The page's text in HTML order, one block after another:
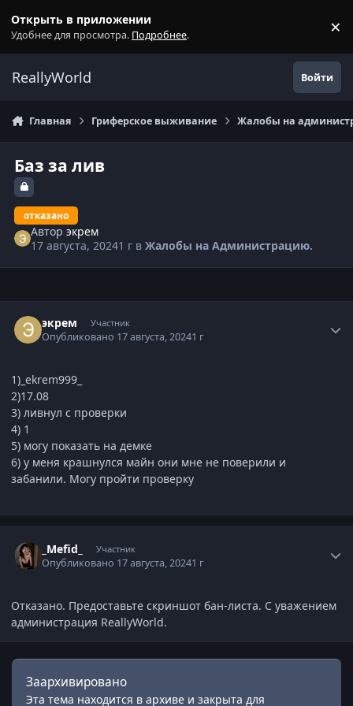
Открыть в приложении
Удобнее для просмотра. Подробнее. ×
ReallyWorld Войти
Главная Гриферское выживание Жалобы на
Баз за лив
отказано
Авторэкрем
17 августа, 20241 г вЖалобы на Администрацию.
экрем Участник
Опубликовано 17 августа, 20241 г
1)_ekrem999_
2)17.08
3) ливнул с проверки
4) 1
5) могу показать на демке
6) у меня крашнулся майн они мне не поверили и
забанили. Могу пройти проверку
_Mefid_ Участник
Опубликовано 17 августа, 20241 г
Отказано. Предоставьте скриншот бан-листа. С уважением
администрация ReallyWorld.
Заархивировано
Эта тема находится в архиве и закрыта для